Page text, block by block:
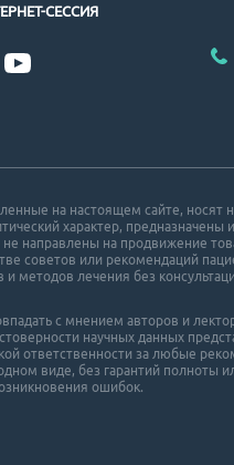
СЕССИЯ
на настоящем сайте, носят
характер, предназначены
направлены на продвижение
советов или рекомендаций
методов лечения без
с мнением авторов и
научных данных
ответственности за любые
виде, без гарантий полноты
ошибок.